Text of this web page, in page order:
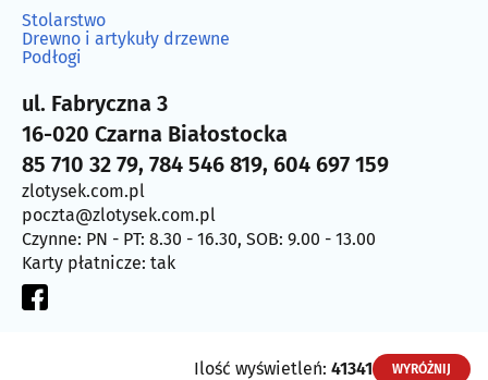
Stolarstwo
Drewno i artykuły drzewne
Podłogi
ul. Fabryczna 3
16-020 Czarna Białostocka
85 710 32 79, 784 546 819, 604 697 159
zlotysek.com.pl
poczta@zlotysek.com.pl
Czynne: PN - PT: 8.30 - 16.30, SOB: 9.00 - 13.00
Karty płatnicze: tak
Ilość wyświetleń: 41341 WYRÓŻNIJ